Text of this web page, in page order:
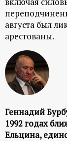
августа был
арестованы.
Геннадий
1992 годах
Ельцина,